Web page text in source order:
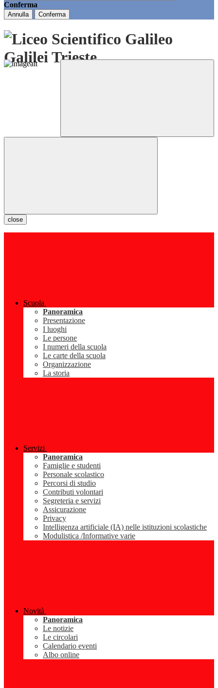
Conferma
Annulla Conferma
close
Scuola
Panoramica
Presentazione
I luoghi
Le persone
I numeri della scuola
Le carte della scuola
Organizzazione
La storia
Servizi
Panoramica
Famiglie e studenti
Personale scolastico
Percorsi di studio
Contributi volontari
Segreteria e servizi
Assicurazione
Privacy
Intelligenza artificiale (IA) nelle istituzioni scolastiche
Modulistica /Informative varie
Novità
Panoramica
Le notizie
Le circolari
Calendario eventi
Albo online